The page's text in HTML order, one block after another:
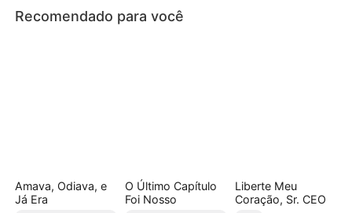
Recomendado para você
Amava, Odiava, e
Já Era
O Último Capítulo
Foi Nosso
Liberte Meu
Coração, Sr. CEO